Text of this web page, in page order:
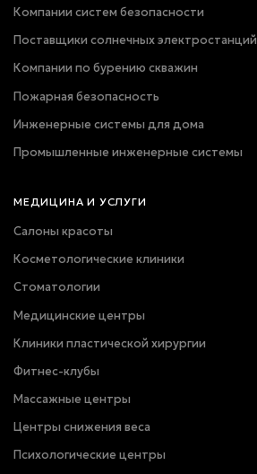
Компании систем безопасности
Поставщики солнечных электростанций
Компании по бурению скважин
Пожарная безопасность
Инженерные системы для дома
Промышленные инженерные системы
МЕДИЦИНА И УСЛУГИ
Салоны красоты
Косметологические клиники
Стоматологии
Медицинские центры
Клиники пластической хирургии
Фитнес-клубы
Массажные центры
Центры снижения веса
Психологические центры